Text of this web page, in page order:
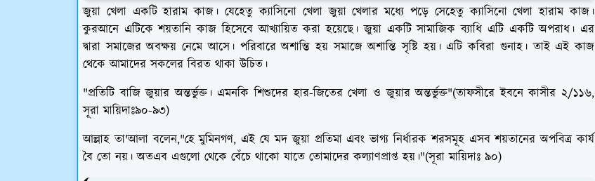
জুয়া খেলা একটি হারাম কাজ। যেহেতু ক্যাসিনো খেলা জুয়া খেলার মধ্যে পড়ে সেহেতু ক্যাসিনো খেলা হারাম কাজ।
কুরআনে এটিকে শয়তানি কাজ হিসেবে আখ্যায়িত করা হয়েছে। জুয়া একটি সামাজিক ব্যাধি এটি একটি অপরাধ। এর
দ্বারা সমাজের অবক্ষয় নেমে আসে। পরিবারে অশান্তি হয় সমাজে অশান্তি সৃষ্টি হয়। এটি কবিরা গুনাহ। তাই এই কাজ
থেকে আমাদের সকলের বিরত থাকা উচিত।
"প্রতিটি বাজি জুয়ার অন্তর্ভুক্ত। এমনকি শিশুদের হার-জিতের খেলা ও জুয়ার অন্তর্ভুক্ত"(তাফসীরে ইবনে কাসীর ২/১১৬,
সূরা মায়িদাঃ৯০-৯৩)
আল্লাহ তা'আলা বলেন,"হে মুমিনগণ, এই যে মদ জুয়া প্রতিমা এবং ভাগ্য নির্ধারক শরসমূহ এসব শয়তানের অপবিত্র কার্য
বৈ তো নয়। অতএব এগুলো থেকে বেঁচে থাকো যাতে তোমাদের কল্যাণপ্রাপ্ত হয়।"(সূরা মায়িদাঃ ৯০)